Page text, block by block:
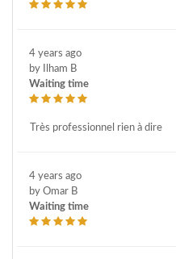
4 years ago
by Ilham B
Waiting time
Très professionnel rien à dire
4 years ago
by Omar B
Waiting time